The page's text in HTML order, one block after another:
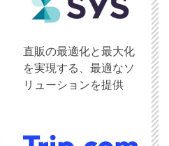
直販の最適化と最大化
を実現する、最適なソ
リューションを提供